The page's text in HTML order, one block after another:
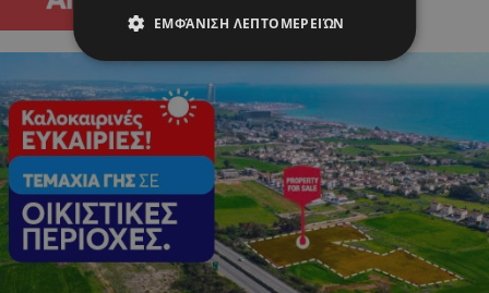
ΕΜΦΆΝΙΣΗ ΛΕΠΤΟΜΕΡΕΙΏΝ